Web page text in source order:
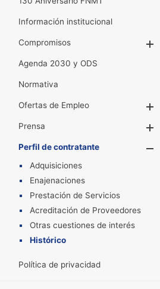
Información institucional
Compromisos
Agenda 2030 y ODS
Normativa
Ofertas de Empleo
Prensa
Perfil de contratante
Adquisiciones
Enajenaciones
Prestación de Servicios
Acreditación de Proveedores
Otras cuestiones de interés
Histórico
Política de privacidad